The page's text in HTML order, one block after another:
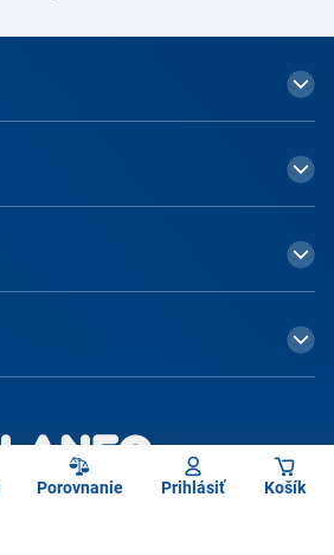
Porovnanie Prihlásiť Košík